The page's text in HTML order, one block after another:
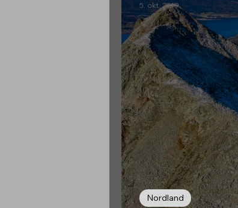
Nordland
5. okt. 2019